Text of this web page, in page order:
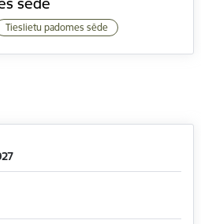
Tieslietu padomes sēde